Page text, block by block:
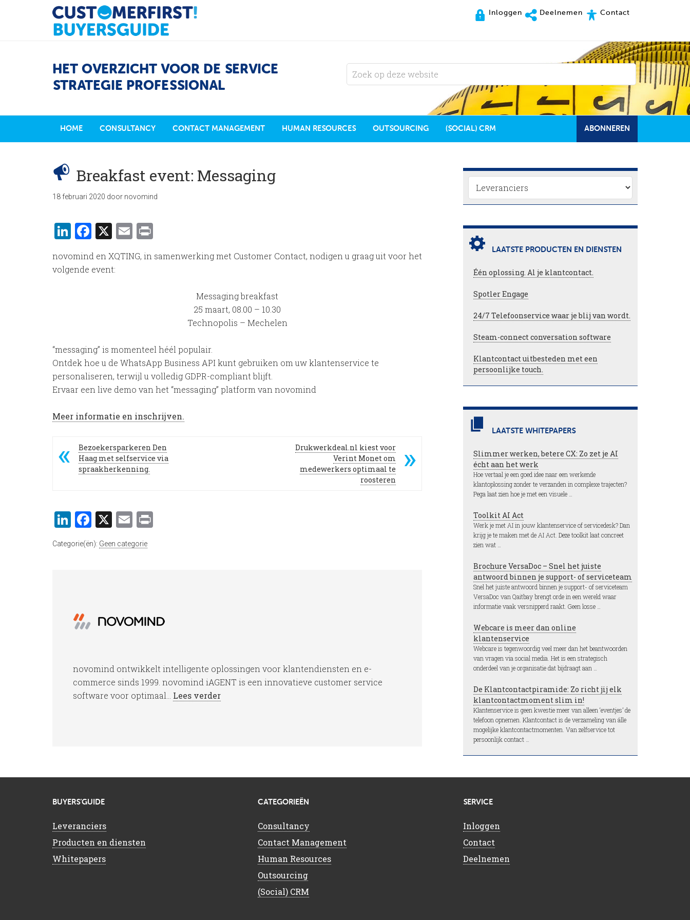
Inloggen Deelnemen Contact
HET OVERZICHT VOOR DE SERVICE
STRATEGIE PROFESSIONAL
HOME CONSULTANCY CONTACT MANAGEMENT HUMAN RESOURCES OUTSOURCING (SOCIAL) CRM ABONNEREN
Breakfast event: Messaging
18 februari 2020 door novomind
LinkedIn
Facebook
X Email
novomind en XQTING, in samenwerking met Customer Contact, nodigen u graag uit voor het
volgende event:
Messaging breakfast
25 maart, 08.00 – 10.30
Technopolis – Mechelen
“messaging” is momenteel héél populair.
Ontdek hoe u de WhatsApp Business API kunt gebruiken om uw klantenservice te
personaliseren, terwijl u volledig GDPR-compliant blijft.
Ervaar een live demo van het “messaging” platform van novomind
Meer informatie en inschrijven.
Bezoekersparkeren Den
Haag met selfservice via
spraakherkenning.
Drukwerkdeal.nl kiest voor
Verint Monet om
medewerkers optimaal te
roosteren
LinkedIn
Facebook
X Email
Categorie(ën): Geen categorie
novomind ontwikkelt intelligente oplossingen voor klantendiensten en e-
commerce sinds 1999. novomind iAGENT is een innovatieve customer service
software voor optimaal... Lees verder
LAATSTE PRODUCTEN EN DIENSTEN
Één oplossing. Al je klantcontact.
Spotler Engage
24/7 Telefoonservice waar je blij van wordt.
Steam-connect conversation software
Klantcontact uitbesteden met een
persoonlijke touch.
LAATSTE WHITEPAPERS
Slimmer werken, betere CX: Zo zet je AI
écht aan het werk
Hoe vertaal je een goed idee naar een werkende
klantoplossing zonder te verzanden in complexe trajecten?
Pega laat zien hoe je met een visuele …
Toolkit AI Act
Werk je met AI in jouw klantenservice of servicedesk? Dan
krijg je te maken met de AI Act. Deze toolkit laat concreet
zien wat …
Brochure VersaDoc – Snel het juiste
antwoord binnen je support- of serviceteam
Snel het juiste antwoord binnen je support- of serviceteam
VersaDoc van Qaitbay brengt orde in een wereld waar
informatie vaak versnipperd raakt. Geen losse …
Webcare is meer dan online
klantenservice
Webcare is tegenwoordig veel meer dan het beantwoorden
van vragen via social media. Het is een strategisch
onderdeel van je organisatie dat bijdraagt aan …
De Klantcontactpiramide: Zo richt jij elk
klantcontactmoment slim in!
Klantenservice is geen kwestie meer van alleen ‘eventjes’ de
telefoon opnemen. Klantcontact is de verzameling van álle
mogelijke klantcontactmomenten. Van zelfservice tot
persoonlijk contact …
BUYERS’GUIDE
Leveranciers
Producten en diensten
Whitepapers
CATEGORIEËN
Consultancy
Contact Management
Human Resources
Outsourcing
(Social) CRM
SERVICE
Inloggen
Contact
Deelnemen